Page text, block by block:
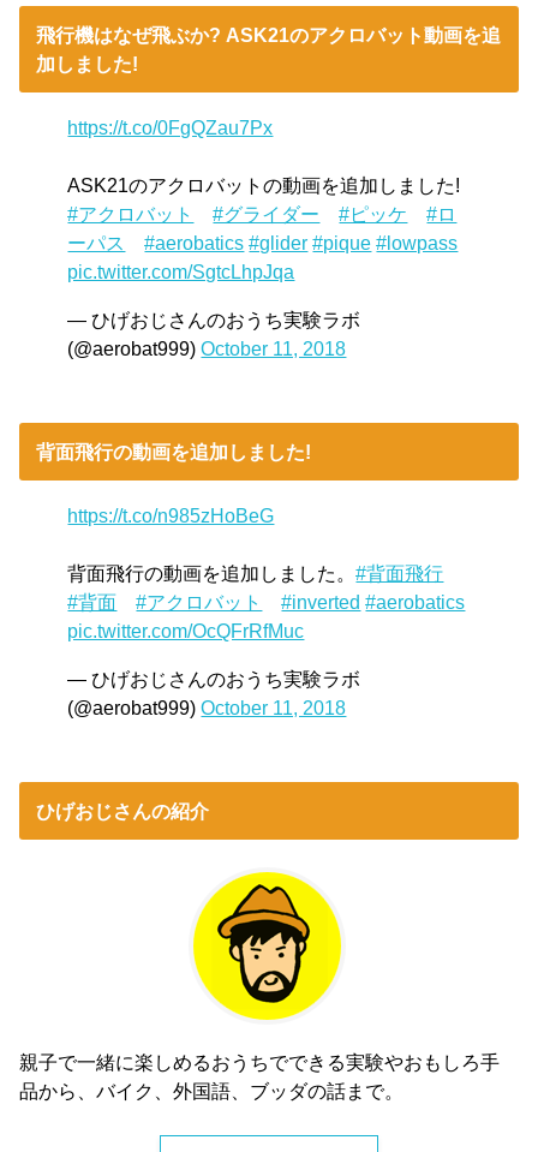
飛行機はなぜ飛ぶか? ASK21のアクロバット動画を追
加しました!
https://t.co/0FgQZau7Px
ASK21のアクロバットの動画を追加しました!
#アクロバット
#グライダー #ピッケ
#ロ
ーパス
#aerobatics #glider #pique #lowpass
pic.twitter.com/SgtcLhpJqa
— ひげおじさんのおうち実験ラボ
(@aerobat999)October 11, 2018
背面飛行の動画を追加しました!
https://t.co/n985zHoBeG
背面飛行の動画を追加しました。#背面飛行
#背面
#アクロバット #inverted #aerobatics
pic.twitter.com/OcQFrRfMuc
— ひげおじさんのおうち実験ラボ
(@aerobat999)October 11, 2018
ひげおじさんの紹介
親子で一緒に楽しめるおうちでできる実験やおもしろ手
品から、バイク、外国語、ブッダの話まで。